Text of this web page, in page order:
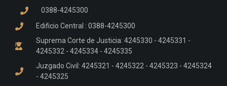
0388-4245300
Edificio Central : 0388-4245300
Suprema Corte de Justicia: 4245330 - 4245331 -
4245332 - 4245334 - 4245335
Juzgado Civil: 4245321 - 4245322 - 4245323 - 4245324
- 4245325